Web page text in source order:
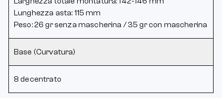
Lunghezza asta: 115 mm
Peso: 26 gr senza mascherina / 35 gr con mascherina
Base (Curvatura)
8 decentrato